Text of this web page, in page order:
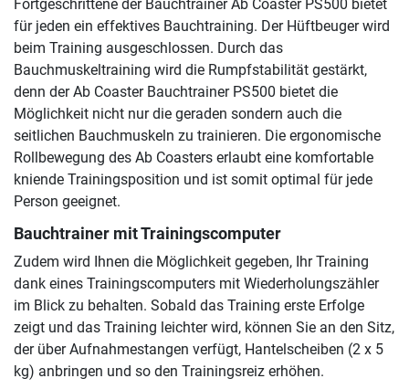
Fortgeschrittene der Bauchtrainer Ab Coaster PS500 bietet
für jeden ein effektives Bauchtraining. Der Hüftbeuger wird
beim Training ausgeschlossen. Durch das
Bauchmuskeltraining wird die Rumpfstabilität gestärkt,
denn der Ab Coaster Bauchtrainer PS500 bietet die
Möglichkeit nicht nur die geraden sondern auch die
seitlichen Bauchmuskeln zu trainieren. Die ergonomische
Rollbewegung des Ab Coasters erlaubt eine komfortable
kniende Trainingsposition und ist somit optimal für jede
Person geeignet.
Bauchtrainer mit Trainingscomputer
Zudem wird Ihnen die Möglichkeit gegeben, Ihr Training
dank eines Trainingscomputers mit Wiederholungszähler
im Blick zu behalten. Sobald das Training erste Erfolge
zeigt und das Training leichter wird, können Sie an den Sitz,
der über Aufnahmestangen verfügt, Hantelscheiben (2 x 5
kg) anbringen und so den Trainingsreiz erhöhen.